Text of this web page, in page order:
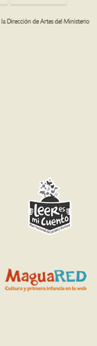
la Dirección de Artes del Ministerio